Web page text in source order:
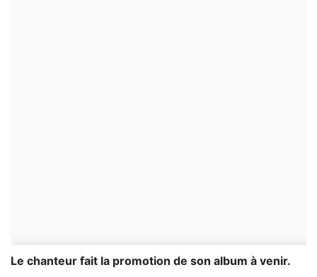
Le chanteur fait la promotion de son album à venir.